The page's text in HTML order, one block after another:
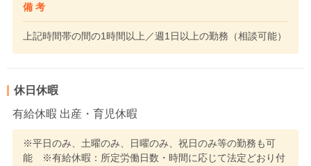
備 考
上記時間帯の間の1時間以上／週1日以上の勤務（相談可能）
休日休暇
有給休暇 出産・育児休暇
※平日のみ、土曜のみ、日曜のみ、祝日のみ等の勤務も可
能 ※有給休暇：所定労働日数・時間に応じて法定どおり付